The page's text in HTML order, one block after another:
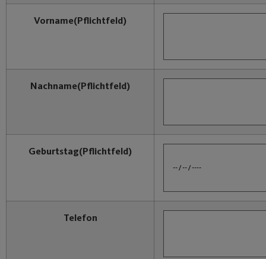
Vorname(Pflichtfeld)
Nachname(Pflichtfeld)
Geburtstag(Pflichtfeld)
Telefon